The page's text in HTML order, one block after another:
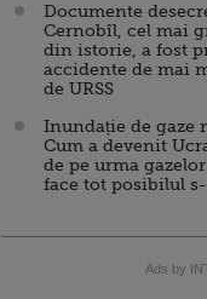
Documente
Cernobîl, cel mai
din istorie, a fost
accidente de mai
de URSS
Inundație de gaze
Cum a devenit
de pe urma
face tot posibilul
Ads by